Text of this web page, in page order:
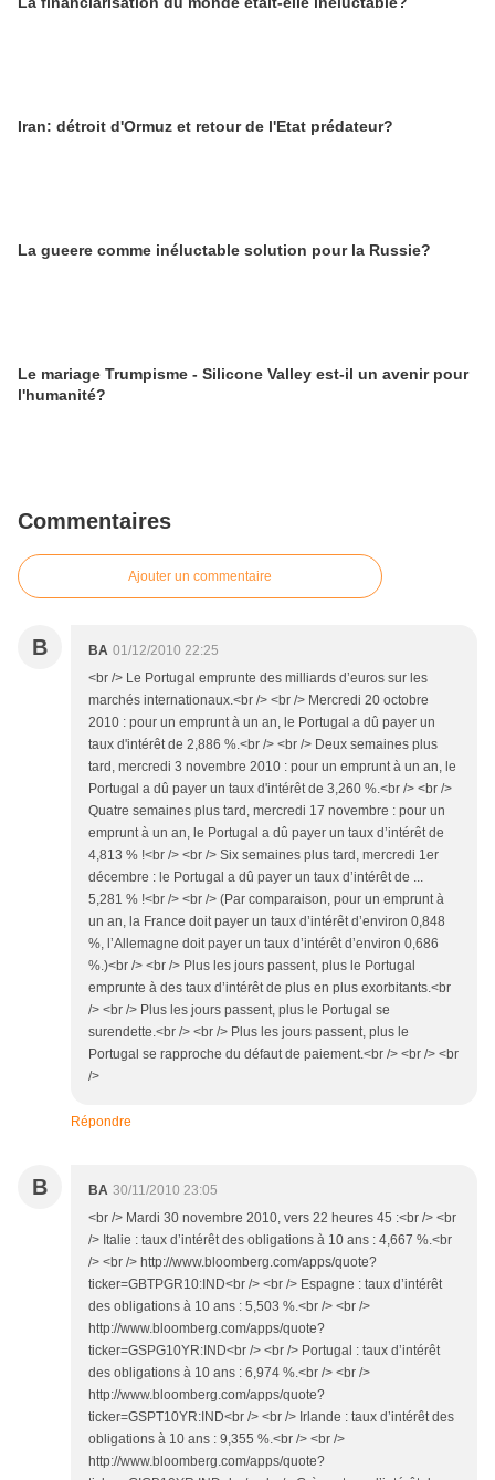
Iran: détroit d'Ormuz et retour de l'Etat prédateur?
La gueere comme inéluctable solution pour la Russie?
Le mariage Trumpisme - Silicone Valley est-il un avenir pour
l'humanité?
Commentaires
Ajouter un commentaire
B BA 01/12/2010 22:25
<br /> Le Portugal emprunte des milliards d’euros sur les
marchés internationaux.<br /> <br /> Mercredi 20 octobre
2010 : pour un emprunt à un an, le Portugal a dû payer un
taux d'intérêt de 2,886 %.<br /> <br /> Deux semaines plus
tard, mercredi 3 novembre 2010 : pour un emprunt à un an, le
Portugal a dû payer un taux d'intérêt de 3,260 %.<br /> <br />
Quatre semaines plus tard, mercredi 17 novembre : pour un
emprunt à un an, le Portugal a dû payer un taux d’intérêt de
4,813 % !<br /> <br /> Six semaines plus tard, mercredi 1er
décembre : le Portugal a dû payer un taux d’intérêt de ...
5,281 % !<br /> <br /> (Par comparaison, pour un emprunt à
un an, la France doit payer un taux d’intérêt d’environ 0,848
%, l’Allemagne doit payer un taux d’intérêt d’environ 0,686
%.)<br /> <br /> Plus les jours passent, plus le Portugal
emprunte à des taux d’intérêt de plus en plus exorbitants.<br
/> <br /> Plus les jours passent, plus le Portugal se
surendette.<br /> <br /> Plus les jours passent, plus le
Portugal se rapproche du défaut de paiement.<br /> <br /> <br
/>
Répondre
B BA 30/11/2010 23:05
<br /> Mardi 30 novembre 2010, vers 22 heures 45 :<br /> <br
/> Italie : taux d’intérêt des obligations à 10 ans : 4,667 %.<br
/> <br /> http://www.bloomberg.com/apps/quote?
ticker=GBTPGR10:IND<br /> <br /> Espagne : taux d’intérêt
des obligations à 10 ans : 5,503 %.<br /> <br />
http://www.bloomberg.com/apps/quote?
ticker=GSPG10YR:IND<br /> <br /> Portugal : taux d’intérêt
des obligations à 10 ans : 6,974 %.<br /> <br />
http://www.bloomberg.com/apps/quote?
ticker=GSPT10YR:IND<br /> <br /> Irlande : taux d’intérêt des
obligations à 10 ans : 9,355 %.<br /> <br />
http://www.bloomberg.com/apps/quote?